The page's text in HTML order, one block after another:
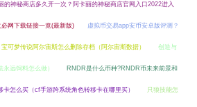
的神秘商店多久开一次？阿卡丽的神秘商店官网入口2022进入
网下载链接一览(最新版) 虚拟币交易app安币安卓版评测？
宝可梦传说阿尔宙斯怎么删除存档（阿尔宙斯数据） 创造与
远饲料怎么做） RNDR是什么币种?RNDR币未来前景和
怎么买（cf手游跨系统角色转移卡在哪里买） 只狼技能怎